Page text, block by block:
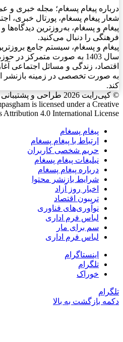
پیغام پسغام؛ مجله خبری و
پیغام پسغام، پورتال خبری،
و پسغام، به‌روزترین دیدگاه‌ها و
را دنبال می‌کنید.
و پسغام، سیستم جامع بروزترین
سال 1403 به صورت متمرکز در حوزه
زندگی و مسائل اجتماعی آغاز به
تخصصی در زمینه بازنشر
2026
طراحی و پشتیبانی
is licensed under a
Attribution 4.0 International
پیغام پسغام
ارتباط با پیغام پسغام
حریم شخصی کاربران
نبلیغات پیغام پسغام
درباره پیغام پسغام
شرایط بازنشر محتوا
اخبار روز آزاد
تریبون اقتصاد
نوآوری‌های فناوری
لباس فرم اداری
سم برای مار
لباس فرم اداری
اینستاگرام
تلگرام
خوراک
بازگشت به بالا